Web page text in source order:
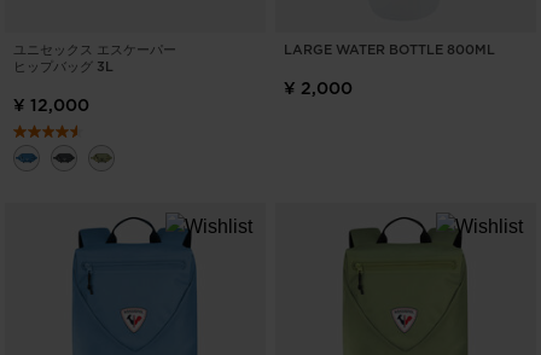
States.
ユニセックス エスケーパー
ヒップバッグ 3L
¥ 12,000
LARGE WATER BOTTLE 800ML
¥ 2,000